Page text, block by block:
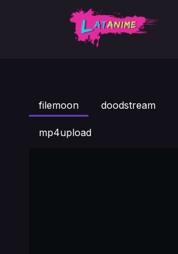
filemoon doodstream
mp4upload